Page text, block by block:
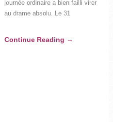
journée ordinaire a bien failli virer
au drame absolu. Le 31
Continue Reading →